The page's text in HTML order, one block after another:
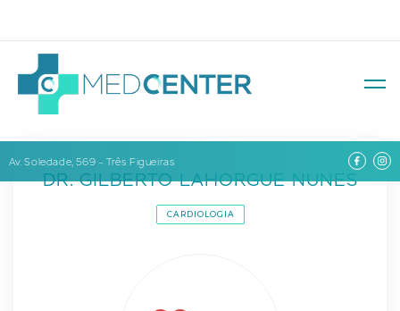
Av. Soledade, 569 – Três Figueiras
DR. GILBERTO LAHORGUE NUNES
CARDIOLOGIA